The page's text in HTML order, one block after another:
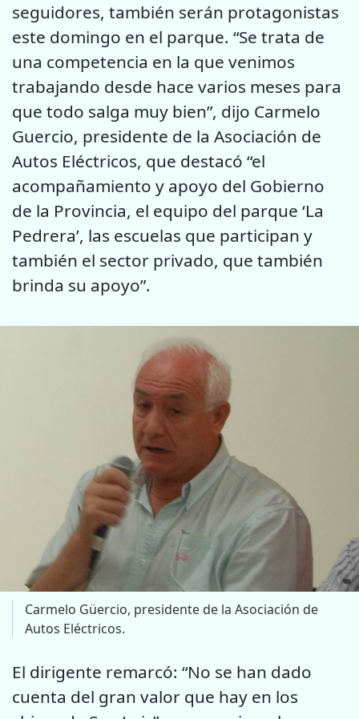
seguidores, también serán protagonistas
este domingo en el parque. “Se trata de
una competencia en la que venimos
trabajando desde hace varios meses para
que todo salga muy bien”, dijo Carmelo
Guercio, presidente de la Asociación de
Autos Eléctricos, que destacó “el
acompañamiento y apoyo del Gobierno
de la Provincia, el equipo del parque ‘La
Pedrera’, las escuelas que participan y
también el sector privado, que también
brinda su apoyo”.
Carmelo Güercio, presidente de la Asociación de
Autos Eléctricos.
El dirigente remarcó: “No se han dado
cuenta del gran valor que hay en los